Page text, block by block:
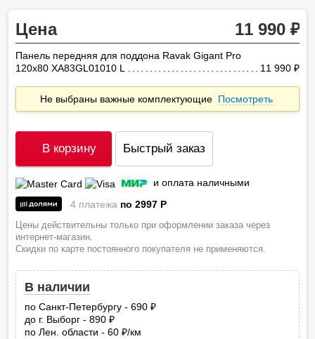
Цена 11 990
Панель передняя для поддона Ravak Gigant Pro
120x80 XA83GL01010 L
11 990
Не выбраны важные комплектующие Посмотреть
В корзину Быстрый заказ
и оплата наличными
4 платежа по 2997 P
Цены действительны только при оформлении заказа через
интернет-магазин.
Скидки по карте постоянного покупателя не применяются.
В наличии
по Санкт-Петербургу - 690
до г. Выборг - 890
по Лен. области - 60
руб.
/км